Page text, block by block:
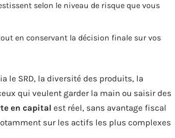
selon le niveau de risque que vous
en conservant la décision finale sur vos
le SRD, la diversité des produits, la
qui veulent garder la main ou saisir des
en capital est réel, sans avantage fiscal
sur les actifs les plus complexes